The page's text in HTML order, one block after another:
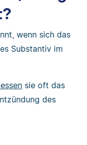
wenn sich das
Substantiv im
sie oft das
des